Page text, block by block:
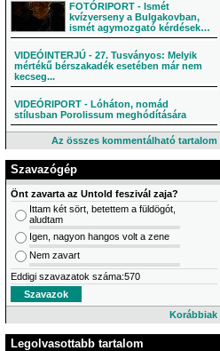
FOTÓRIPORT - Ismét
kvízverseny a Bulgakovban,
ismét agymozgató kérdések…
VIDEÓINTERJÚ - 27. Tusványos: Melyik
mértékű bérszakadék esetében már nem
kecseg...
VIDEÓRIPORT - Lóháton, nomád
stílusban Porolissum meghódítására
Az összes kommentálható tartalom
Szavazógép
Önt zavarta az Untold feszivál zaja?
Ittam két sört, betettem a füldögót,
aludtam
Igen, nagyon hangos volt a zene
Nem zavart
Eddigi szavazatok száma:570
Korábbiak
Legolvasottabb tartalom